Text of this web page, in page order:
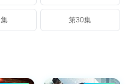
第30集